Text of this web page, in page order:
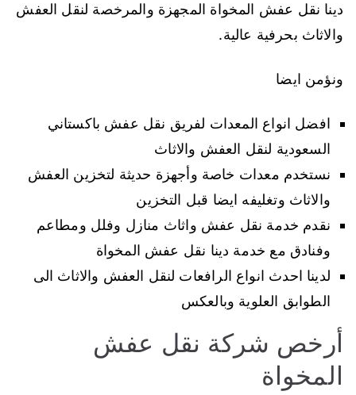
دينا نقل عفش المخواة المجهزة والمرخصة لنقل العفش
والاثاث بحرفية عالية.
ونؤمن ايضا
افضل انواع المعدات لفريق نقل عفش باكستاني
السعودية لنقل العفش والاثاث
نستخدم معدات خاصة وأجهزة حديثة لتخزين العفش
والاثاث وتغليفه ايضا قبل التخزين
نقدم خدمة نقل عفش واثاث منازل وفلل ومطاعم
وفنادق مع خدمة دينا نقل عفش المخواة
لدينا احدث انواع الرافعات لنقل العفش والاثاث الى
الطوابق العلوية وبالعكس
أرخص شركة نقل عفش
المخواة